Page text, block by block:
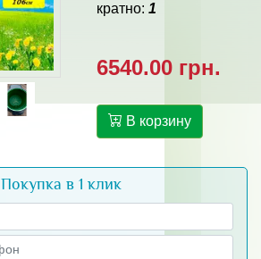
кратно: 1
6540.00 грн.
В корзину
Покупка в 1 клик